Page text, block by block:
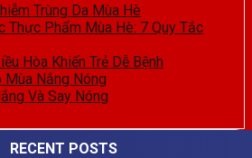
Trùng Da Mùa Hè
Thực Phẩm Mùa Hè: 7 Quy Tắc
Hòa Khiến Trẻ Dễ Bệnh
Mùa Nắng Nóng
Và Say Nóng
RECENT POSTS